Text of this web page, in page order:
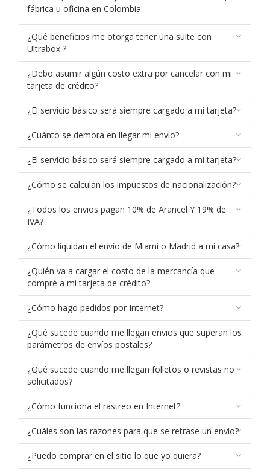
fábrica u oficina en Colombia.
¿Qué beneficios me otorga tener una suite con
Ultrabox ?
¿Debo asumir algún costo extra por cancelar con mi
tarjeta de crédito?
¿El servicio básico será siempre cargado a mi tarjeta?
¿Cuánto se demora en llegar mi envío?
¿El servicio básico será siempre cargado a mi tarjeta?
¿Cómo se calculan los impuestos de nacionalización?
¿Todos los envios pagan 10% de Arancel Y 19% de
IVA?
¿Cómo liquidan el envío de Miami o Madrid a mi casa?
¿Quién va a cargar el costo de la mercancía que
compré a mi tarjeta de crédito?
¿Cómo hago pedidos por Internet?
¿Qué sucede cuando me llegan envios que superan los
parámetros de envíos postales?
¿Qué sucede cuando me llegan folletos o revistas no
solicitados?
¿Cómo funciona el rastreo en Internet?
¿Cuáles son las razones para que se retrase un envío?
¿Puedo comprar en el sitio lo que yo quiera?